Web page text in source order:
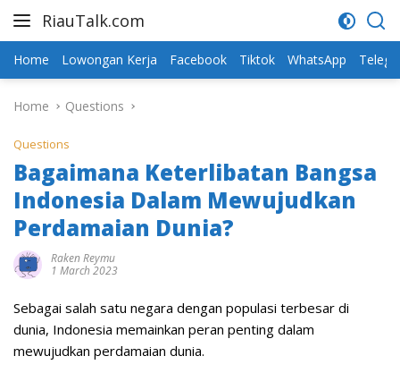
RiauTalk.com
Update
Terkini
Home Lowongan Kerja Facebook Tiktok WhatsApp
Home Questions
Questions
Bagaimana Keterlibatan Bangsa
Indonesia Dalam Mewujudkan
Perdamaian Dunia?
Raken Reymu
1 March 2023
Sebagai salah satu negara dengan populasi terbesar di
dunia, Indonesia memainkan peran penting dalam
mewujudkan perdamaian dunia.